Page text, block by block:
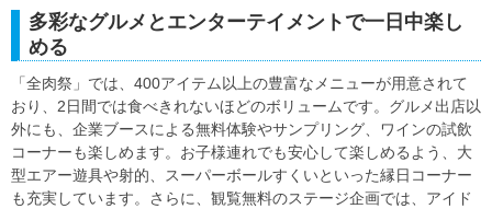
多彩なグルメとエンターテイメントで一日中楽し
める
「全肉祭」では、400アイテム以上の豊富なメニューが用意されて
おり、2日間では食べきれないほどのボリュームです。グルメ出店以
外にも、企業ブースによる無料体験やサンプリング、ワインの試飲
コーナーも楽しめます。お子様連れでも安心して楽しめるよう、大
型エアー遊具や射的、スーパーボールすくいといった縁日コーナー
も充実しています。さらに、観覧無料のステージ企画では、アイド